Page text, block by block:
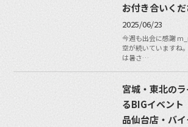
お付き合いく
2025/06/23
今週も出会に感謝
空が続いていますね
は暑さ…
宮城・東北の
るBIGイベント
品仙台店・バ